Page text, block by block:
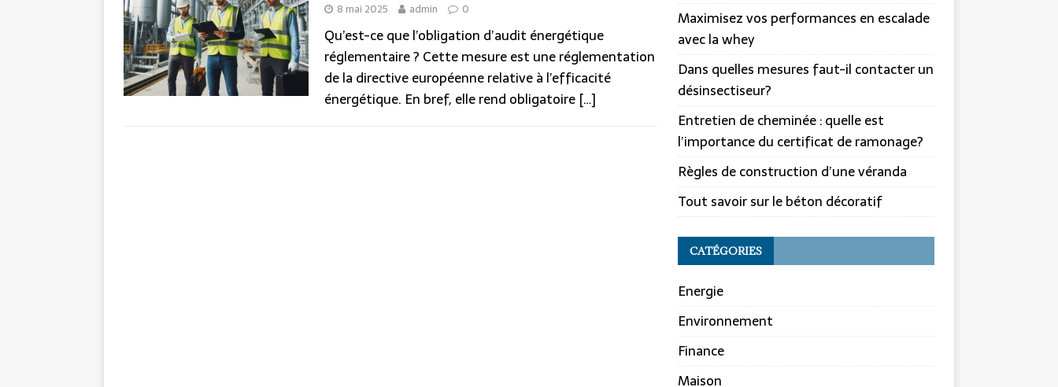
8 mai 2025 admin 0
Qu’est-ce que l’obligation d’audit énergétique
réglementaire ? Cette mesure est une réglementation
de la directive européenne relative à l’efficacité
énergétique. En bref, elle rend obligatoire […]
Maximisez vos performances en escalade
avec la whey
Dans quelles mesures faut-il contacter un
désinsectiseur?
Entretien de cheminée : quelle est
l’importance du certificat de ramonage?
Règles de construction d’une véranda
Tout savoir sur le béton décoratif
CATÉGORIES
Energie
Environnement
Finance
Maison